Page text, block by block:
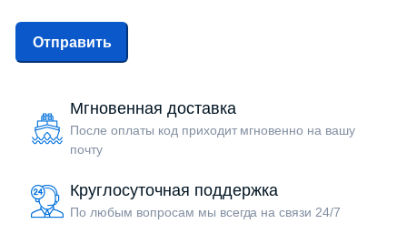
Мгновенная доставка
После оплаты код приходит мгновенно на вашу
почту
Круглосуточная поддержка
По любым вопросам мы всегда на связи 24/7